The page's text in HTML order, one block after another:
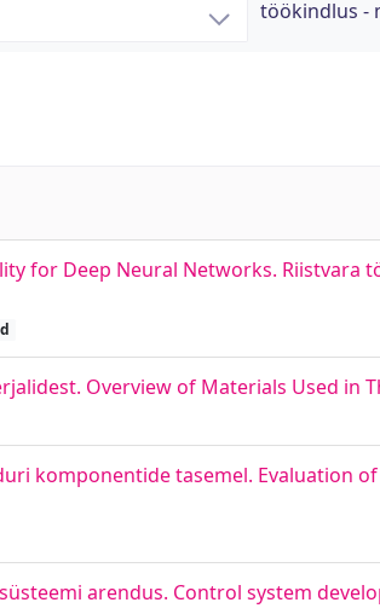
töökindlus -
for Deep Neural Networks. Riistvara
Overview of Materials Used in
komponentide tasemel. Evaluation
arendus. Control system